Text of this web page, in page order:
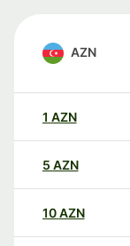
AZN
1 AZN
5 AZN
10AZN